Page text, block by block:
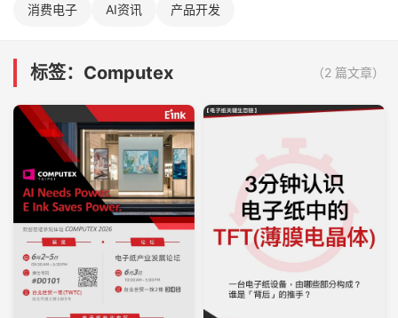
消费电子 AI资讯 产品开发
标签：Computex （2 篇文章）